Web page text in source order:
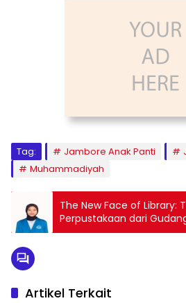
Tag: Jambore Anak Panti
Muhammadiyah
The New Face of Library:
Perpustakaan dari
Creative Hub
Artikel Terkait